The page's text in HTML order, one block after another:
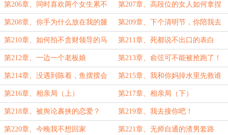
第206章、同时喜欢两个女生累不
累？
第207章、高段位的女人如何拿捏
清纯男大
第208章、你手为什么放在我的腿
上？
第209章、下个清明节，你陪我去
看妈妈
第210章、如何拍不贪财领导的马
屁
第211章、死都说不出口的表白
第212章、一边一个老板娘 第213章、俞弦可不能被抢跑了！
第214章、没遇到陈着，鱼摆摆会
是什么样的命运？
第215章、我和你妈掉水里先救谁
第216章、相亲局（上） 第217章、相亲局（下）
第218章、被舆论裹挟的恋爱？ 第219章、我去接你吧！
第220章、今晚我不想回家 第221章、无师自通的渣男套路